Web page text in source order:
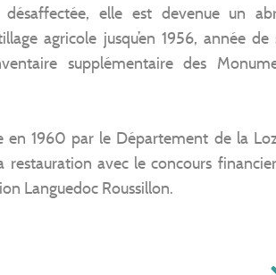
désaffectée, elle est devenue un
agricole jusqu’en 1956, année de
supplémentaire des
en 1960 par le Département de la
restauration avec le concours
Languedoc Roussillon.